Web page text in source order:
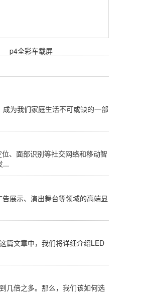
p4全彩车载屏
为我们家庭生活不可或缺的一部
、面部识别等社交网络和移动智
...
展示、演出舞台等领域的高端显
篇文章中，我们将详细介绍LED
几倍之多。那么，我们该如何选